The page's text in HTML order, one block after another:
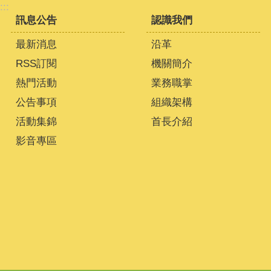
:::
訊息公告
最新消息
RSS訂閱
熱門活動
公告事項
活動集錦
影音專區
認識我們
沿革
機關簡介
業務職掌
組織架構
首長介紹